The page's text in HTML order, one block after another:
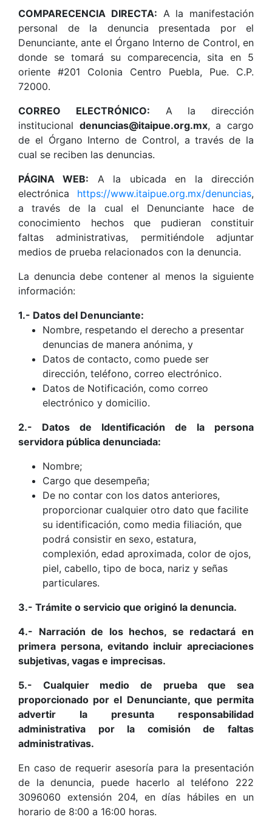
COMPARECENCIA DIRECTA: A la manifestación
personal de la denuncia presentada por el
Denunciante, ante el Órgano Interno de Control, en
donde se tomará su comparecencia, sita en 5
oriente #201 Colonia Centro Puebla, Pue. C.P.
72000.
CORREO ELECTRÓNICO: A la dirección
institucional denuncias@itaipue.org.mx, a cargo
de el Órgano Interno de Control, a través de la
cual se reciben las denuncias.
PÁGINA WEB: A la ubicada en la dirección
electrónica https://www.itaipue.org.mx/denuncias,
a través de la cual el Denunciante hace de
conocimiento hechos que pudieran constituir
faltas administrativas, permitiéndole adjuntar
medios de prueba relacionados con la denuncia.
La denuncia debe contener al menos la siguiente
información:
1.- Datos del Denunciante:
Nombre, respetando el derecho a presentar
denuncias de manera anónima, y
Datos de contacto, como puede ser
dirección, teléfono, correo electrónico.
Datos de Notificación, como correo
electrónico y domicilio.
2.- Datos de Identificación de la persona
servidora pública denunciada:
Nombre;
Cargo que desempeña;
De no contar con los datos anteriores,
proporcionar cualquier otro dato que facilite
su identificación, como media filiación, que
podrá consistir en sexo, estatura,
complexión, edad aproximada, color de ojos,
piel, cabello, tipo de boca, nariz y señas
particulares.
3.- Trámite o servicio que originó la denuncia.
4.- Narración de los hechos, se redactará en
primera persona, evitando incluir apreciaciones
subjetivas, vagas e imprecisas.
5.- Cualquier medio de prueba que sea
proporcionado por el Denunciante, que permita
advertir la presunta responsabilidad
administrativa por la comisión de faltas
administrativas.
En caso de requerir asesoría para la presentación
de la denuncia, puede hacerlo al teléfono 222
3096060 extensión 204, en días hábiles en un
horario de 8:00 a 16:00 horas.